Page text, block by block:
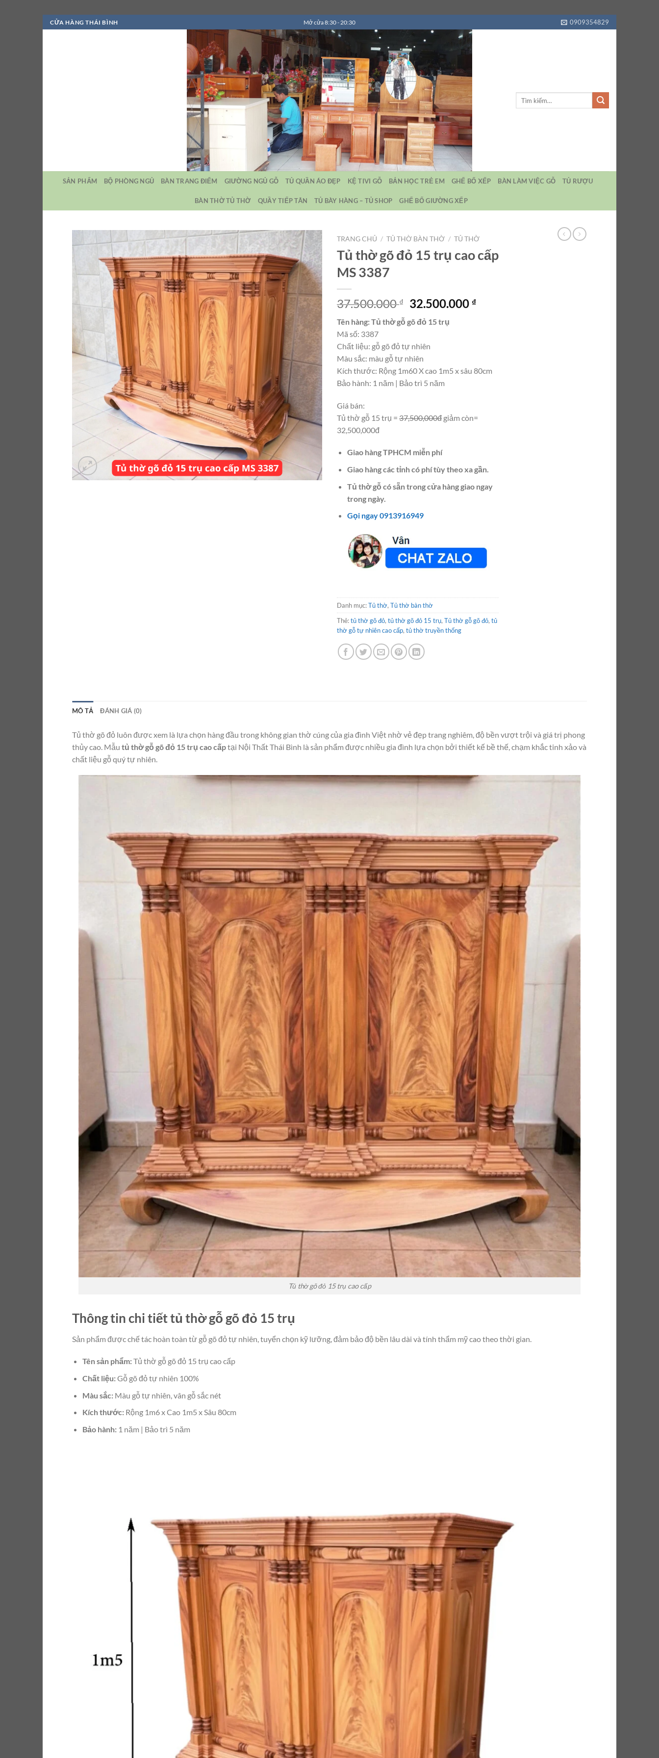
Bỏ
qua
CỬA HÀNG THÁI BÌNH Mở cửa 8:30 - 20:30 0909354829
SẢN PHẨM BỘ PHÒNG NGỦ BÀN TRANG ĐIỂM GIƯỜNG NGỦ GỖ TỦ QUẦN ÁO ĐẸP KỆ TIVI GỖ BẢN HỌC TRẺ EM GHẾ BỐ XẾP BÀN LÀM VIỆC GỖ TỦ RƯỢU
BÀN THỜ TỦ THỜ QUẦY TIẾP TÂN TỦ BÀY HÀNG – TỦ SHOP GHẾ BỐ GIƯỜNG XẾP
TRANG CHỦ / TỦ THỜ BÀN THỜ / TỦ THỜ
Tủ thờ gõ đỏ 15 trụ cao cấp
MS 3387
37.500.000₫
Giá
là:
32.500.000 ₫Giá
Tên hàng: Tủ thờ gỗ gõ đỏ 15 trụ
Mã số: 3387
Chất liệu: gỗ gõ đỏ tự nhiên
Màu sắc: màu gỗ tự nhiên
Kích thước: Rộng 1m60 X cao 1m5 x sâu 80cm
Bảo hành: 1 năm | Bảo trì 5 năm
Giá bán:
Tủ thờ gỗ 15 trụ = 37,500,000đ giảm còn=
32,500,000đ
Giao hàng TPHCM miễn phí
Giao hàng các tỉnh có phí tùy theo xa gần.
Tủ thờ gỗ có sẵn trong cửa hàng giao ngay
trong ngày.
Gọi ngay 0913916949
Danh mục:Tủ thờ, Tủ thờ bàn thờ
Thẻ:tủ thờ gõ đỏ, tủ thờ gõ đỏ 15 trụ, Tủ thờ gỗ gõ đỏ, tủ
thờ gỗ tự nhiên cao cấp, tủ thờ truyền thống
MÔ TẢ ĐÁNH GIÁ (0)
Tủ thờ gõ đỏ luôn được xem là lựa chọn hàng đầu trong không gian thờ cúng của gia đình Việt nhờ vẻ đẹp trang nghiêm, độ bền vượt trội và giá trị phong
thủy cao. Mẫu tủ thờ gỗ gõ đỏ 15 trụ cao cấptại Nội Thất Thái Bình là sản phẩm được nhiều gia đình lựa chọn bởi thiết kế bề thế, chạm khắc tinh xảo và
chất liệu gỗ quý tự nhiên.
Tủ thờ gõ đỏ 15 trụ cao cấp
Thông tin chi tiết tủ thờ gỗ gõ đỏ 15 trụ
Sản phẩm được chế tác hoàn toàn từ gỗ gõ đỏ tự nhiên, tuyển chọn kỹ lưỡng, đảm bảo độ bền lâu dài và tính thẩm mỹ cao theo thời gian.
Tên sản phẩm:Tủ thờ gỗ gõ đỏ 15 trụ cao cấp
Chất liệu:Gỗ gõ đỏ tự nhiên 100%
Màu sắc:Màu gỗ tự nhiên, vân gỗ sắc nét
Kích thước:Rộng 1m6 x Cao 1m5 x Sâu 80cm
Bảo hành:1 năm | Bảo trì 5 năm